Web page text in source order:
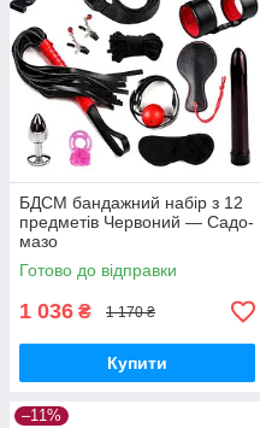
БДСМ бандажний набір з 12
предметів Червоний — Садо-
мазо
Готово до відправки
1 036 ₴ 1 170 ₴
Купити
–11%